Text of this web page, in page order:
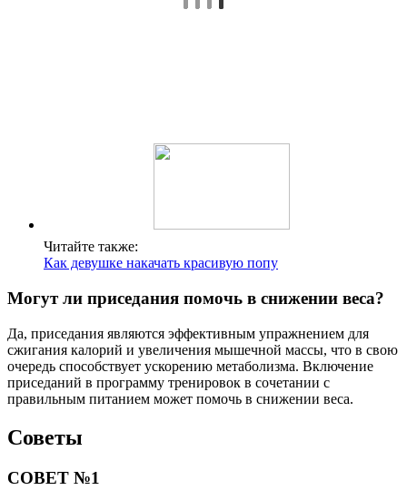
Читайте также:
Как девушке накачать красивую попу
Могут ли приседания помочь в снижении веса?
Да, приседания являются эффективным упражнением для
сжигания калорий и увеличения мышечной массы, что в свою
очередь способствует ускорению метаболизма. Включение
приседаний в программу тренировок в сочетании с
правильным питанием может помочь в снижении веса.
Советы
СОВЕТ №1